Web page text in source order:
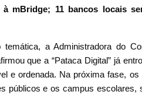
à mBridge; 11 bancos locais
temática, a Administradora do
que a “Pataca Digital” já
e ordenada. Na próxima fase,
públicos e os campus escolares,